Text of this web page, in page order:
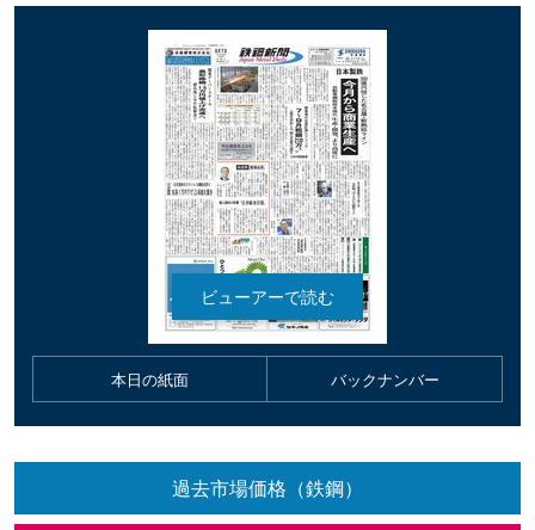
本日の紙面 バックナンバー
過去市場価格（鉄鋼）